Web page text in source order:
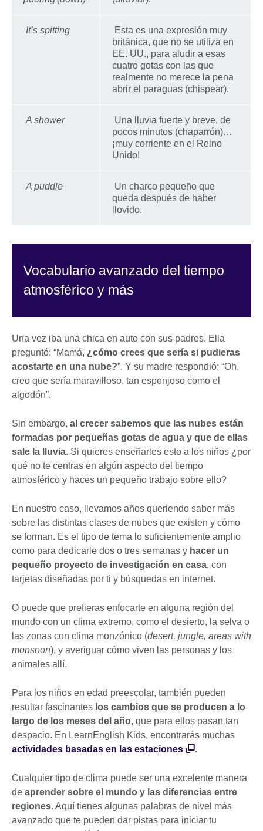
It’s spitting
Esta es una expresión muy
británica, que no se utiliza en
EE. UU., para aludir a esas
cuatro gotas con las que
realmente no merece la pena
abrir el paraguas (chispear).
A shower
Una lluvia fuerte y breve, de
pocos minutos (chaparrón)…
¡muy corriente en el Reino
Unido!
A puddle
Un charco pequeño que
queda después de haber
llovido.
Vocabulario avanzado del tiempo
atmosférico y más
Una vez iba una chica en auto con sus padres. Ella
preguntó: “Mamá, ¿cómo crees que sería si pudieras
acostarte en una nube?”. Y su madre respondió: “Oh,
creo que sería maravilloso, tan esponjoso como el
algodón”.
Sin embargo, al crecer sabemos que las nubes están
formadas por pequeñas gotas de agua y que de ellas
sale la lluvia. Si quieres enseñarles esto a los niños ¿por
qué no te centras en algún aspecto del tiempo
atmosférico y haces un pequeño trabajo sobre ello?
En nuestro caso, llevamos años queriendo saber más
sobre las distintas clases de nubes que existen y cómo
se forman. Es el tipo de tema lo suficientemente amplio
como para dedicarle dos o tres semanas y hacer un
pequeño proyecto de investigación en casa, con
tarjetas diseñadas por ti y búsquedas en internet.
O puede que prefieras enfocarte en alguna región del
mundo con un clima extremo, como el desierto, la selva o
las zonas con clima monzónico (desert, jungle, areas with
monsoon), y averiguar cómo viven las personas y los
animales allí.
Para los niños en edad preescolar, también pueden
resultar fascinantes los cambios que se producen a lo
largo de los meses del año, que para ellos pasan tan
despacio. En LearnEnglish Kids, encontrarás muchas
actividades basadas en las estaciones
.
Cualquier tipo de clima puede ser una excelente manera
de aprender sobre el mundo y las diferencias entre
regiones. Aquí tienes algunas palabras de nivel más
avanzado que te pueden dar pistas para iniciar tu